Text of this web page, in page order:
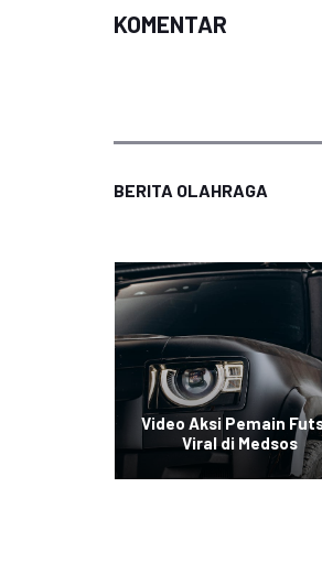
KOMENTAR
BERITA OLAHRAGA
Video Aksi Pemain
Viral di Medsos